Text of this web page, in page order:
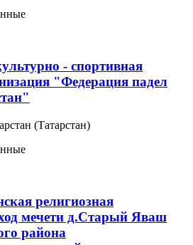
- спортивная
"Федерация падел
(Татарстан)
религиозная
мечети д.Старый Яваш
района